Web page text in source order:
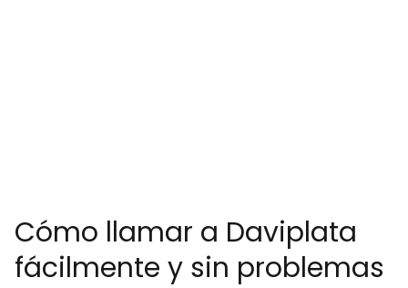
Cómo llamar a Daviplata
fácilmente y sin problemas